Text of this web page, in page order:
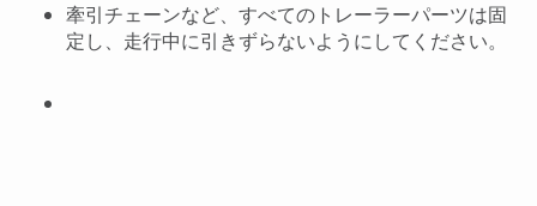
牽引チェーンなど、すべてのトレーラーパーツは固
定し、走行中に引きずらないようにしてください。